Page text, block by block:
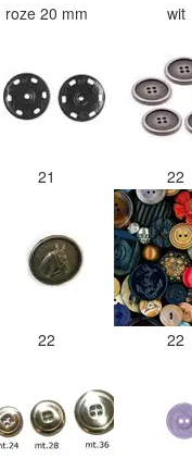
roze 20 mm wit
21 22
22 22